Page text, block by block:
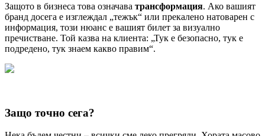
Защото в бизнеса това означава трансформация. Ако вашият
бранд досега е изглеждал „тежък“ или прекалено натоварен с
информация, този нюанс е вашият билет за визуално
пречистване. Той казва на клиента: „Тук е безопасно, тук е
подредено, тук знаем какво правим“.
Защо точно сега?